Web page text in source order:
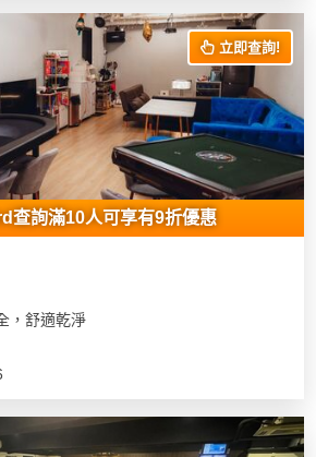
立即查詢!
查詢滿10人可享有9折優惠
，舒適乾淨